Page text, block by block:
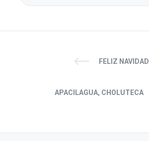
FELIZ NAVIDAD
APACILAGUA, CHOLUTECA